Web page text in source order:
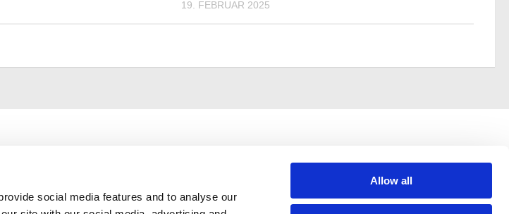
social media features and to analyse our
Allow all
19. FEBRUAR 2025